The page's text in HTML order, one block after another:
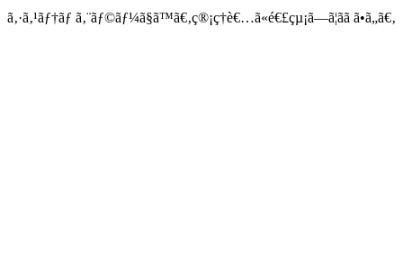
ã‚·ã‚¹ãƒ†ãƒ ã‚¨ãƒ©ãƒ¼ã§ã™ã€‚ç®¡ç†è€…ã«é€£çµ¡ã—ã¦ãã ã•ã„ã€‚